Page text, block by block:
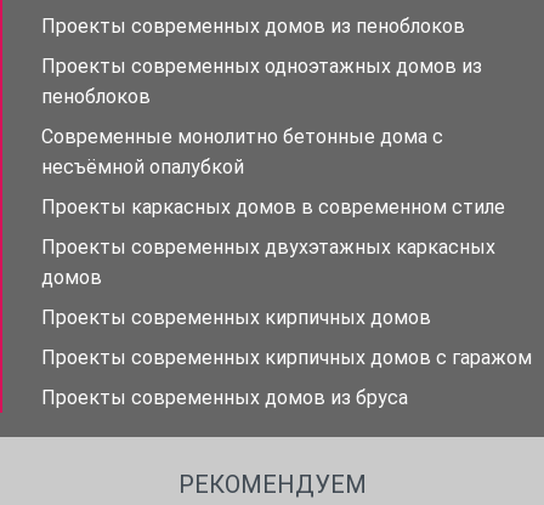
Проекты современных домов из пеноблоков
Проекты современных одноэтажных домов из
пеноблоков
Современные монолитно бетонные дома с
несъёмной опалубкой
Проекты каркасных домов в современном стиле
Проекты современных двухэтажных каркасных
домов
Проекты современных кирпичных домов
Проекты современных кирпичных домов с гаражом
Проекты современных домов из бруса
РЕКОМЕНДУЕМ